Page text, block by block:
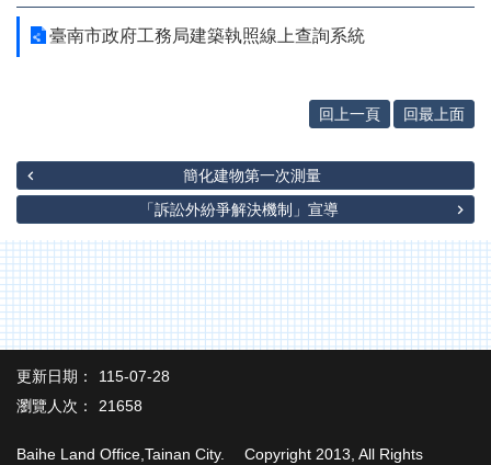
查
詢
務
民
意
交
流
下
載
區
題
臺南市政府工務局建築執照線上查詢系統
回上一頁 回最上面
簡化建物第一次測量
「訴訟外紛爭解決機制」宣導
更新日期：
115-07-28
瀏覽人次：
21658
Baihe Land Office,Tainan City. Copyright 2013, All Rights